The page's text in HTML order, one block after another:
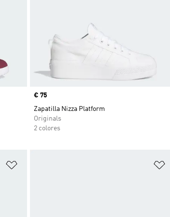
Precio
€ 75
Zapatilla Nizza Platform
Originals
2 colores